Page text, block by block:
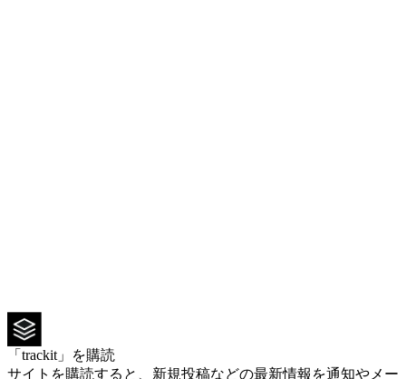
「trackit」を購読
サイトを購読すると、新規投稿などの最新情報を通知やメー